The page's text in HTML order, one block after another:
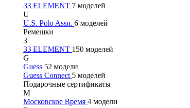
33 ELEMENT 7 моделей
U
U.S. Polo Assn. 6 моделей
Ремешки
3
33 ELEMENT 150 моделей
G
Guess 52 модели
Guess Connect 5 моделей
Подарочные сертификаты
М
Московское Время 4 модели